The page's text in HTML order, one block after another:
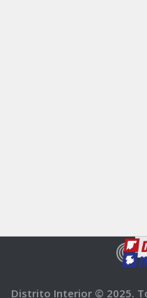
Distrito Interior © 2025.